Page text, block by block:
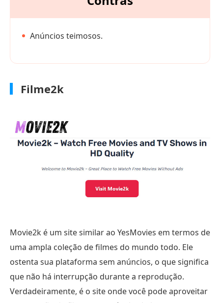
Anúncios teimosos.
Filme2k
Movie2k é um site similar ao YesMovies em termos de
uma ampla coleção de filmes do mundo todo. Ele
ostenta sua plataforma sem anúncios, o que significa
que não há interrupção durante a reprodução.
Verdadeiramente, é o site onde você pode aproveitar